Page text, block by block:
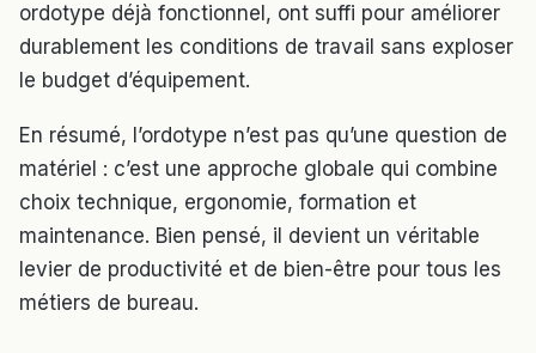
ordotype déjà fonctionnel, ont suffi pour améliorer
durablement les conditions de travail sans exploser
le budget d’équipement.
En résumé, l’ordotype n’est pas qu’une question de
matériel : c’est une approche globale qui combine
choix technique, ergonomie, formation et
maintenance. Bien pensé, il devient un véritable
levier de productivité et de bien-être pour tous les
métiers de bureau.